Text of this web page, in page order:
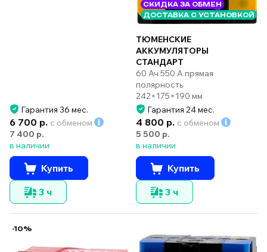
Гарантия 36 мес.
6 700 р. с обменом
7 400 р.
в наличии
Купить
3 ч
СКИДКА ЗА ОБМЕН
ДОСТАВКА С УСТАНОВКОЙ
ТЮМЕНСКИЕ
АККУМУЛЯТОРЫ
СТАНДАРТ
60 Ач 550 А прямая
полярность
242×175×190 мм
Гарантия 24 мес.
4 800 р. с обменом
5 500 р.
в наличии
Купить
3 ч
-10%